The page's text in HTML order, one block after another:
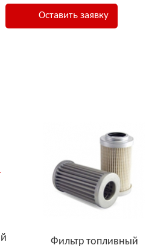
Оставить заявку
Фильтр топливный